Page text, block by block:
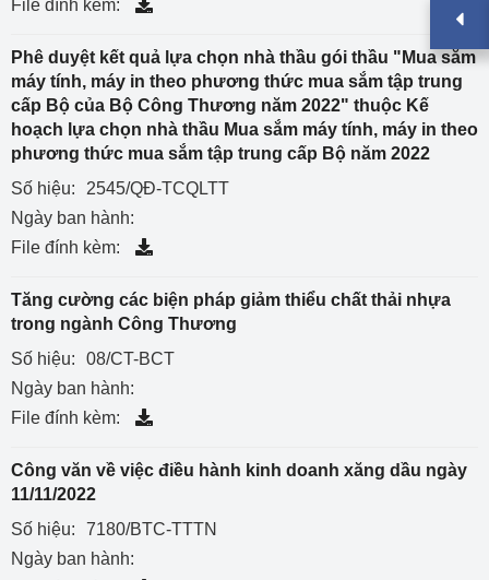
File đính kèm:
Phê duyệt kết quả lựa chọn nhà thầu gói thầu "Mua sắm
máy tính, máy in theo phương thức mua sắm tập trung
cấp Bộ của Bộ Công Thương năm 2022" thuộc Kế
hoạch lựa chọn nhà thầu Mua sắm máy tính, máy in theo
phương thức mua sắm tập trung cấp Bộ năm 2022
Số hiệu:
2545/QĐ-TCQLTT
Ngày ban hành:
File đính kèm:
Tăng cường các biện pháp giảm thiểu chất thải nhựa
trong ngành Công Thương
Số hiệu:
08/CT-BCT
Ngày ban hành:
File đính kèm:
Công văn về việc điều hành kinh doanh xăng dầu ngày
11/11/2022
Số hiệu:
7180/BTC-TTTN
Ngày ban hành: